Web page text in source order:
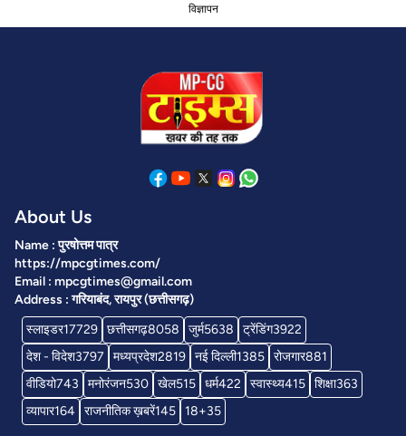
विज्ञापन
About Us
Name : पुरषोत्तम पात्र
https://mpcgtimes.com/
Email : mpcgtimes@gmail.com
Address : गरियाबंद, रायपुर (छत्तीसगढ़)
स्लाइडर17729 छत्तीसगढ़8058 जुर्म5638 ट्रेंडिंग3922
देश - विदेश3797 मध्यप्रदेश2819 नई दिल्ली1385 रोजगार881
वीडियो743 मनोरंजन530 खेल515 धर्म422 स्वास्थ्य415 शिक्षा363
व्यापार164 राजनीतिक ख़बरें145 18+35